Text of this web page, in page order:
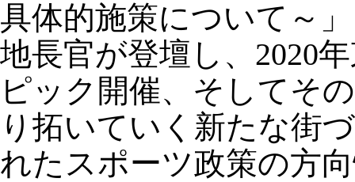
具体的施策について～
地長官が登壇し、2020
ピック開催、そしてそ
り拓いていく新たな街
れたスポーツ政策の方